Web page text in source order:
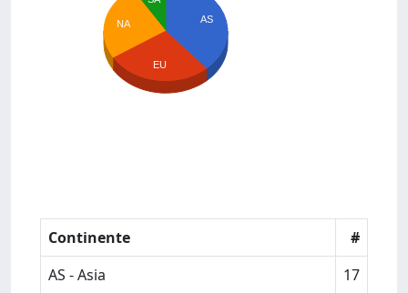
AS
NA
EU
Continente
#
AS - Asia
17